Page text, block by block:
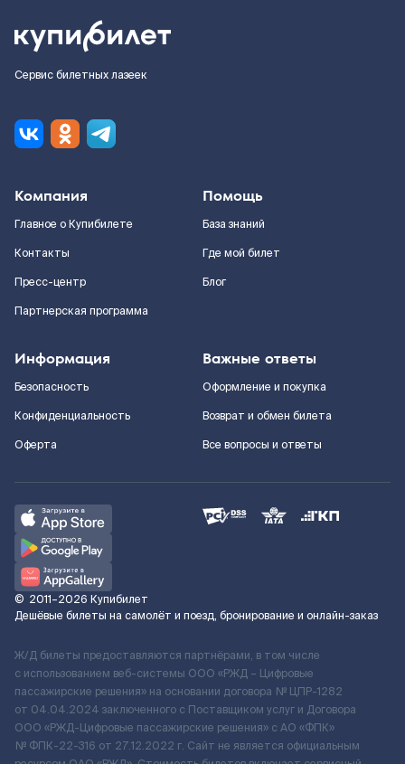
Сервис билетных лазеек
Компания
Главное о Купибилете
Контакты
Пресс-центр
Партнерская программа
Помощь
База знаний
Где мой билет
Блог
Информация
Безопасность
Конфиденциальность
Оферта
Важные ответы
Оформление и покупка
Возврат и обмен билета
Все вопросы и ответы
© 2011–2026 Купибилет
Дешёвые билеты на самолёт и поезд, бронирование и онлайн-заказ
Ж/Д билеты предоставляются партнёрами, в том числе
с использованием веб-системы ООО «РЖД – Цифровые
пассажирские решения» на основании договора № ЦПР-1282
от 04.04.2024 заключенного с Поставщиком услуг и Договора
ООО «РЖД-Цифровые пассажирские решения» c АО «ФПК»
№ ФПК-22-316 от 27.12.2022 г. Сайт не является официальным